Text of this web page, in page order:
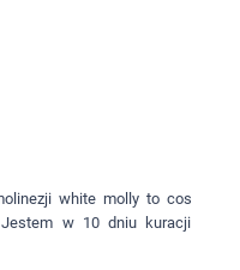
white molly to cos
w 10 dniu kuracji